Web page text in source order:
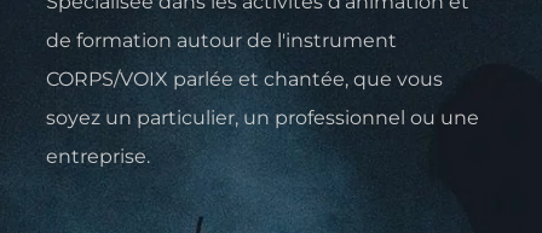
de formation autour de l'instrument
CORPS/VOIX parlée et chantée, que vous
soyez un particulier, un professionnel ou une
entreprise.